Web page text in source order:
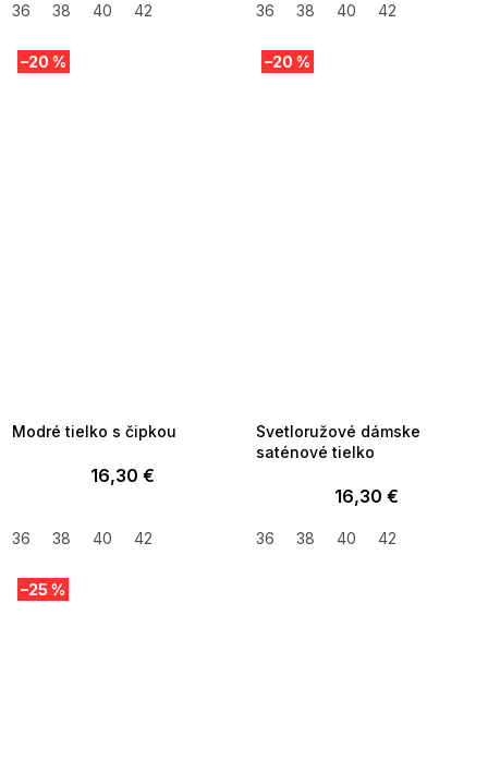
36 38 40 42 36 38 40 42
–20 %
Modré tielko s čipkou
16,30 €
36 38 40 42
–20 %
Svetloružové dámske
saténové tielko
16,30 €
36 38 40 42
–25 %